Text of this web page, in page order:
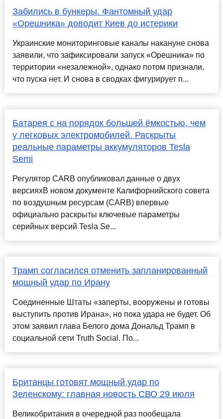
Забились в бункеры. Фантомный удар
«Орешника» доводит Киев до истерики
Украинские мониторинговые каналы накануне снова
заявили, что зафиксировали запуск «Орешника» по
территории «незалежной», однако потом признали,
что пуска нет. И снова в сводках фигурирует п...
Батарея с на порядок большей ёмкостью, чем
у легковых электромобилей. Раскрыты
реальные параметры аккумуляторов Tesla
Semi
Регулятор CARB опубликовал данные о двух
версияхВ новом документе Калифорнийского совета
по воздушным ресурсам (CARB) впервые
официально раскрыты ключевые параметры
серийных версий Tesla Se...
Трамп согласился отменить запланированный
мощный удар по Ирану
Соединенные Штаты «заперты, вооружены и готовы
выступить против Ирана», но пока удара не будет. Об
этом заявил глава Белого дома Дональд Трамп в
социальной сети Truth Social. По...
Британцы готовят мощный удар по
Зеленскому: главная новость СВО 29 июля
Великобритания в очередной раз пообещала